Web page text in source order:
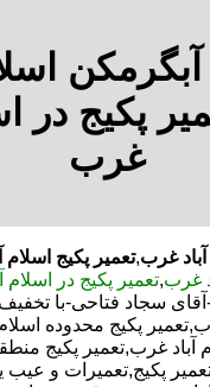
پکیج در
غرب
غرب,تعمیر پکیج اسلام
غرب,تعمیر پکیج در اسلام
آقای سجاد فتاحی-
پکیج محدوده
غرب,تعمیر پکیج
پکیج,تعمیرات و